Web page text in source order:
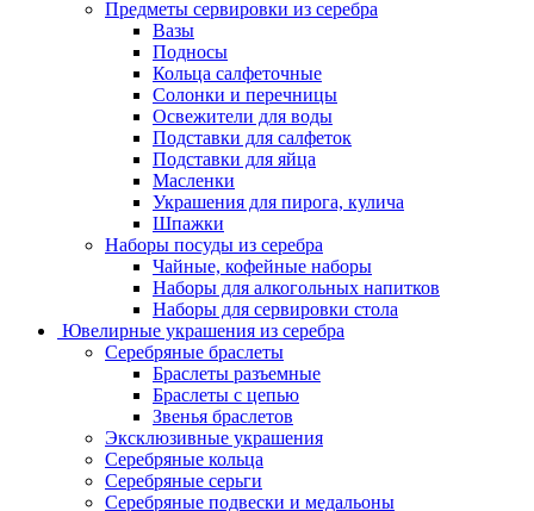
Предметы сервировки из серебра
Вазы
Подносы
Кольца салфеточные
Солонки и перечницы
Освежители для воды
Подставки для салфеток
Подставки для яйца
Масленки
Украшения для пирога, кулича
Шпажки
Наборы посуды из серебра
Чайные, кофейные наборы
Наборы для алкогольных напитков
Наборы для сервировки стола
Ювелирные украшения из серебра
Серебряные браслеты
Браслеты разъемные
Браслеты с цепью
Звенья браслетов
Эксклюзивные украшения
Серебряные кольца
Серебряные серьги
Серебряные подвески и медальоны